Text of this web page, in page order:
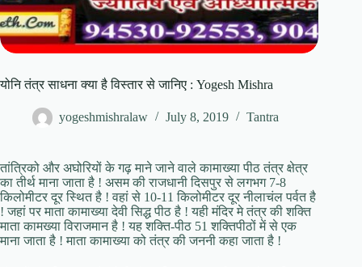
योनि तंत्र साधना क्या है विस्तार से जानिए : Yogesh Mishra
yogeshmishralaw July 8, 2019 Tantra
तांत्रिको और अघोरियों के गढ़ माने जाने वाले कामाख्या पीठ तंत्र क्षेत्र
का तीर्थ माना जाता है ! असम की राजधानी दिसपुर से लगभग 7-8
किलोमीटर दूर स्थित है ! वहां से 10-11 किलोमीटर दूर नीलाचंल पर्वत है
! जहां पर माता कामाख्या देवी सिद्ध पीठ है ! यही मंदिर मे तंत्र की शक्ति
माता कामख्या विराजमान है ! यह शक्ति-पीठ 51 शक्तिपीठों में से एक
माना जाता है ! माता कामाख्या को तंत्र की जननी कहा जाता है !